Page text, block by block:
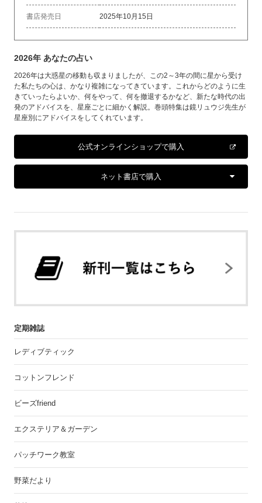
書店発売日 2025年10月15日
2026年 あなたの占い
2026年は大惑星の移動も収まりましたが、この2～3年の間に星から受け
た私たちの心は、かなり複雑になってきています。これからどのように生
きていったらよいか、何をやって、何を撤退するかなど、新たな時代の出
発のアドバイスを、星座ごとに細かく解説。巻頭特集は鏡リュウジ先生が
星座別にアドバイスをしてくれています。
公式オンラインショップで購入
ネット書店で購入
定期雑誌
レディブティック
コットンフレンド
ビーズfriend
エクステリア＆ガーデン
パッチワーク教室
野菜だより